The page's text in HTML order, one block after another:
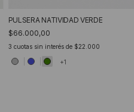
PULSERA NATIVIDAD VERDE
$66.000,00
3 cuotas sin interés de $22.000
+1